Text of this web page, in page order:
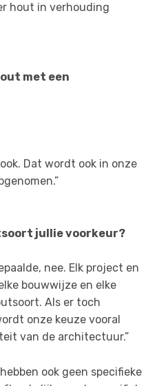
hout in verhouding
met een
Dat wordt ook in onze
jullie voorkeur?
nee. Elk project en
bouwwijze en elke
Als er toch
onze keuze vooral
van de architectuur.”
ook geen specifieke